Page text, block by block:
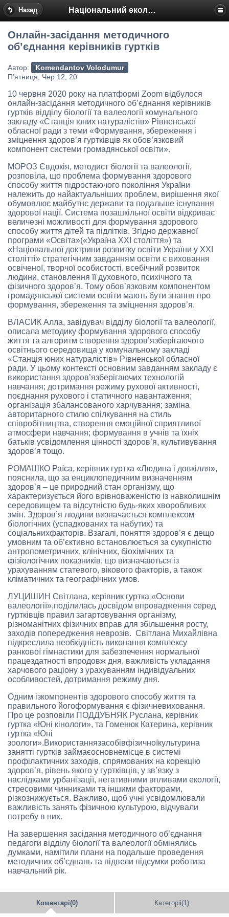
Назад Національний еколого-натуралістичний центр
Онлайн-засідання методичного
об’єднання керівників гуртків
Автор:
Komendantov Volodumur
П’ятниця, Чер 12, 20
10 червня 2020 року на платформі Zoom відбулося
онлайн-засідання методичного об’єднання керівників
гуртків відділу біології та валеології комунального
закладу «Станція юних натуралістів» Рівненської
обласної ради з теми «Формування, збереження і
зміцнення здоров’я гуртківців як обов’язковий
компонент системи громадянської освіти».
МОРОЗ Євдокія, методист біології та валеології,
розповіла, що проблема формування здорового
способу життя підростаючого покоління України
належить до найактуальніших проблем, вирішення якої
обумовлює майбутнє держави та подальше існування
здорової нації. Система позашкільної освіти відкриває
величезні можливості для формування здорового
способу життя дітей та підлітків. Згідно державної
програми «Освіта»(«Україна ХХІ століття») та
«Національної доктрини розвитку освіти України у ХХІ
столітті» стратегічним завданням освіти є виховання
освіченої, творчої особистості, всебічний розвиток
людини, становлення її духовного, психічного та
фізичного здоров’я. Тому обов’язковим компонентом
громадянської системи освіти мають бути знання про
формування, збереження та зміцнення здоров’я.
ВЛАСИК Алла, завідувач відділу біології та валеології,
описала методику формування здорового способу
життя та алгоритм створення здоров’язберігаючого
освітнього середовища у комунальному закладі
«Станція юних натуралістів» Рівненської обласної
ради. У цьому контексті основним завданням закладу є
використання здоров’язберігаючих технологій
навчання; дотримання режиму рухової активності,
поєднання рухового і статичного навантаження;
організація збалансованого харчування; заміна
авторитарного стилю спілкування на стиль
співробітництва, створення емоційної сприятливої
атмосфери навчання; формування в учнів та їхніх
батьків усвідомлення цінності здоров’я, культивування
здоров’я тощо.
РОМАШКО Раїса, керівник гуртка «Людина і довкілля»,
пояснила, що за енциклопедичним визначенням
здоров’я – це природний стан організму, що
характеризується його врівноваженістю із навколишнім
середовищем та відсутністю будь-яких хворобливих
змін. Здоров’я людини визначається комплексом
біологічних (успадкованих та набутих) та
соціальнихфакторів. Взагалі, поняття здоров’я є дещо
умовним та об’єктивно встановлюється за сукупністю
антропометричних, клінічних, біохімічних та
фізіологічних показників, що визначаються із
урахуванням статевого, вікового факторів, а також
кліматичних та географічних умов.
ЛУЦИШИН Світлана, керівник гуртка «Основи
валеології»,поділилась досвідом впровадження серед
гуртківців правил загартовування організму,
різноманітних фізичних вправ для збільшення росту,
заходів попередження неврозів. Світлана Михайлівна
підкреслила необхідність виконання комплексу
ранкової гімнастики для забезпечення нормальної
працездатності впродовж дня, важливість укладання
харчового раціону з урахуванням індивідуальних
особливостей, дотримання режиму дня.
Одним ізкомпонентів здорового способу життя та
правильного йогоформування є фізичневиховання.
Про це розповіли ПОДДУБНЯК Руслана, керівник
гуртка «Юні кінологи», та Гоменюк Катерина, керівник
гуртка «Юні
зоологи».Використаннязасобівфізичноїкультурина
занятті гуртків займаєосновнемісце в системі
профілактичних заходів, спрямованих на корекцію
здоров’я, рівень якого у гуртківців, у зв’язку з
наслідками урбанізації, негативними впливами екології,
стресовими чинниками та іншими факторами,
різкознижується. Важливо, щоб учні усвідомлювали
важливість занять фізичною культурою, відчували
потребу в них.
На завершення засідання методичного об’єднання
педагоги відділу біології та валеології обмінялись
думками, намітили плани на подальше проведення
методичних об’єднань та підвели підсумки роботиза
навчальний рік.
Коментарі(0) Категоріі(1)